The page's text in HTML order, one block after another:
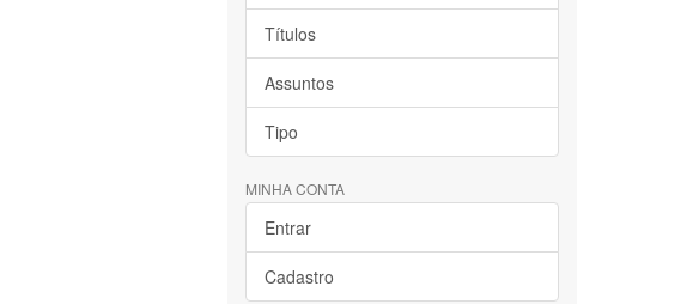
Títulos
Assuntos
Tipo
MINHA CONTA
Entrar
Cadastro